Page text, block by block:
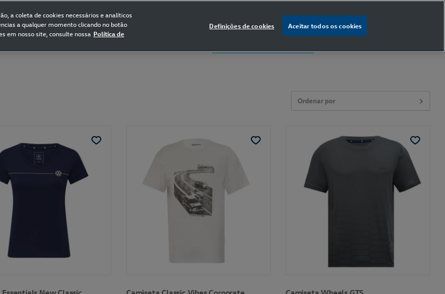
Ordenar por
a coleta de cookies necessários e analíticos
a qualquer momento clicando no botão
em nosso site, consulte nossa Política de
Definições de cookies Aceitar todos os cookies